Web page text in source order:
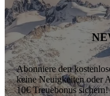
Abonniere den
keine Neuigkeiten oder
10€ Treuebonus sichern!